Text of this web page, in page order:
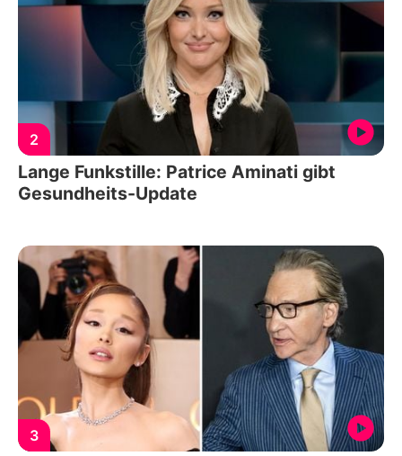
2
Lange Funkstille: Patrice Aminati gibt
Gesundheits-Update
3